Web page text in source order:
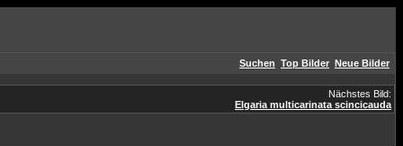
Suchen Top Bilder Neue Bilder
Nächstes Bild:
Elgaria multicarinata scincicauda